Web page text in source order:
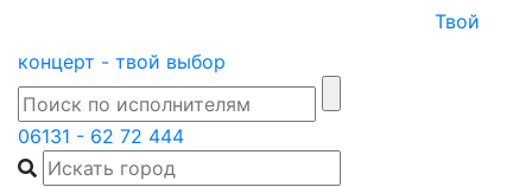
content
Твой
концерт - твой выбор
06131 - 62 72 444